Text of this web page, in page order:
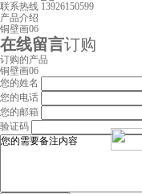
联系热线 13926150599
产品介绍
铜壁画06
在线留言订购
订购的产品
铜壁画06
您的姓名
您的电话
您的邮箱
验证码